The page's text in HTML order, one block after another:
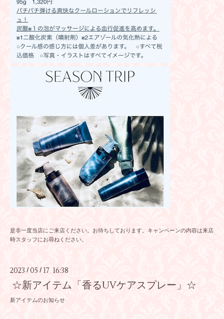
是非一度当店にご来店ください。お待ちしております。キャンペーンの内容は来店
時スタッフにお尋ねください。
2023 / 05 / 17 16:38
☆新アイテム「香るUVケアスプレー」☆
新アイテムのお知らせ